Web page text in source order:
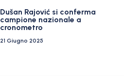
Dušan Rajović si conferma
campione nazionale a
cronometro
21 Giugno 2025